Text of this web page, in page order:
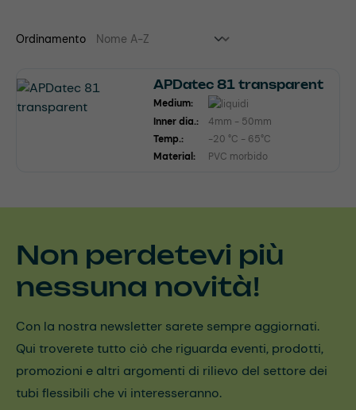
Ordinamento
APDatec 81 transparent
Medium:
Inner dia.:
4mm - 50mm
Temp.:
-20 °C - 65°C
Material:
PVC morbido
Non perdetevi più
nessuna novità!
Con la nostra newsletter sarete sempre aggiornati.
Qui troverete tutto ciò che riguarda eventi, prodotti,
promozioni e altri argomenti di rilievo del settore dei
tubi flessibili che vi interesseranno.